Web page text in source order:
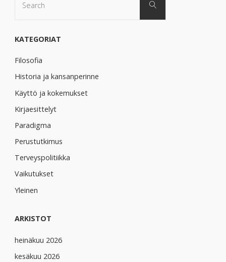
Search
KATEGORIAT
Filosofia
Historia ja kansanperinne
Käyttö ja kokemukset
Kirjaesittelyt
Paradigma
Perustutkimus
Terveyspolitiikka
Vaikutukset
Yleinen
ARKISTOT
heinäkuu 2026
kesäkuu 2026